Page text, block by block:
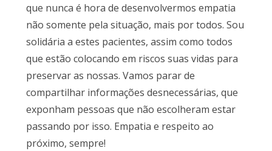
que nunca é hora de desenvolvermos empatia
não somente pela situação, mais por todos. Sou
solidária a estes pacientes, assim como todos
que estão colocando em riscos suas vidas para
preservar as nossas. Vamos parar de
compartilhar informações desnecessárias, que
exponham pessoas que não escolheram estar
passando por isso. Empatia e respeito ao
próximo, sempre!